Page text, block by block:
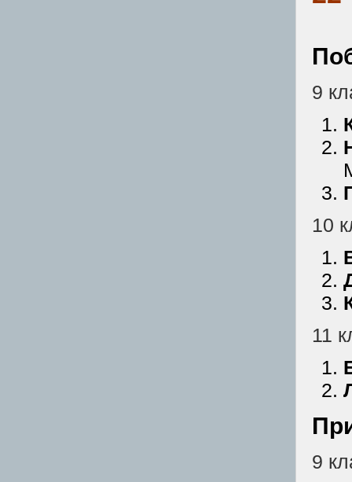
9
10
11
9